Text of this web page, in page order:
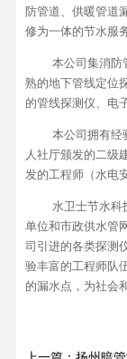
防管道、供暖管道
修为一体的节水服
本公司集消防
熟的地下管线定位
的管线探测仪、电
本公司拥有经
人社厅颁发的二级
发的工程师（水电
水卫士节水科
单位和市政供水管
司引进的各类探测
验丰富的工程师队
的漏水点，为社会